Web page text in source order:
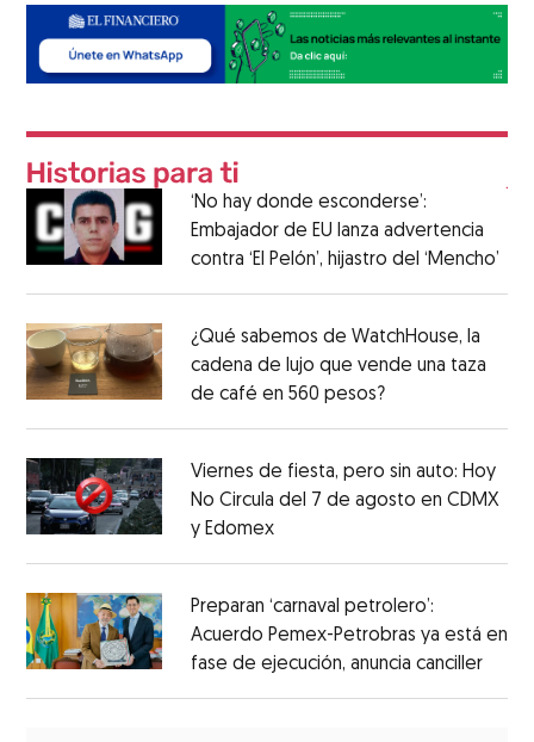
‘No hay donde esconderse’:
Embajador de EU lanza advertencia
contra ‘El Pelón’, hijastro del ‘Mencho’
¿Qué sabemos de WatchHouse, la
cadena de lujo que vende una taza
de café en 560 pesos?
Viernes de fiesta, pero sin auto: Hoy
No Circula del 7 de agosto en CDMX
y Edomex
Preparan ‘carnaval petrolero’:
Acuerdo Pemex-Petrobras ya está en
fase de ejecución, anuncia canciller